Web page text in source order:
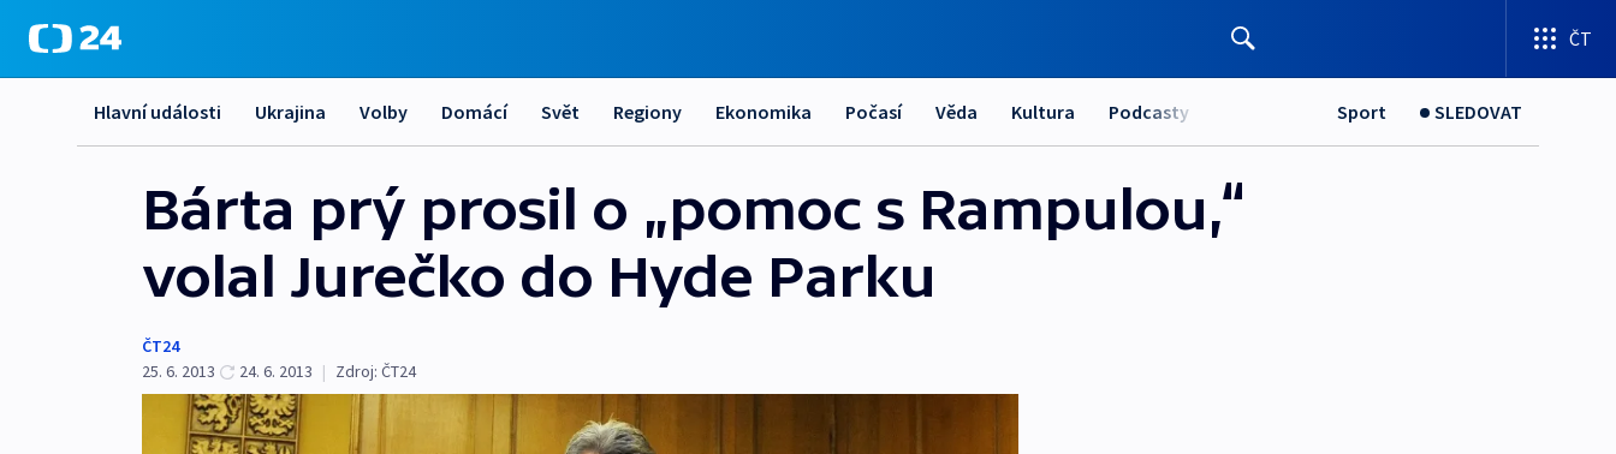
ČT
Hlavní události Ukrajina Volby Domácí Svět Regiony Ekonomika Počasí Věda Kultura Podcasty Sport SLEDOVAT
Bárta prý prosil o „pomoc s Rampulou,“
volal Jurečko do Hyde Parku
ČT24
25. 6. 2013
24. 6. 2013 | Zdroj: ČT24